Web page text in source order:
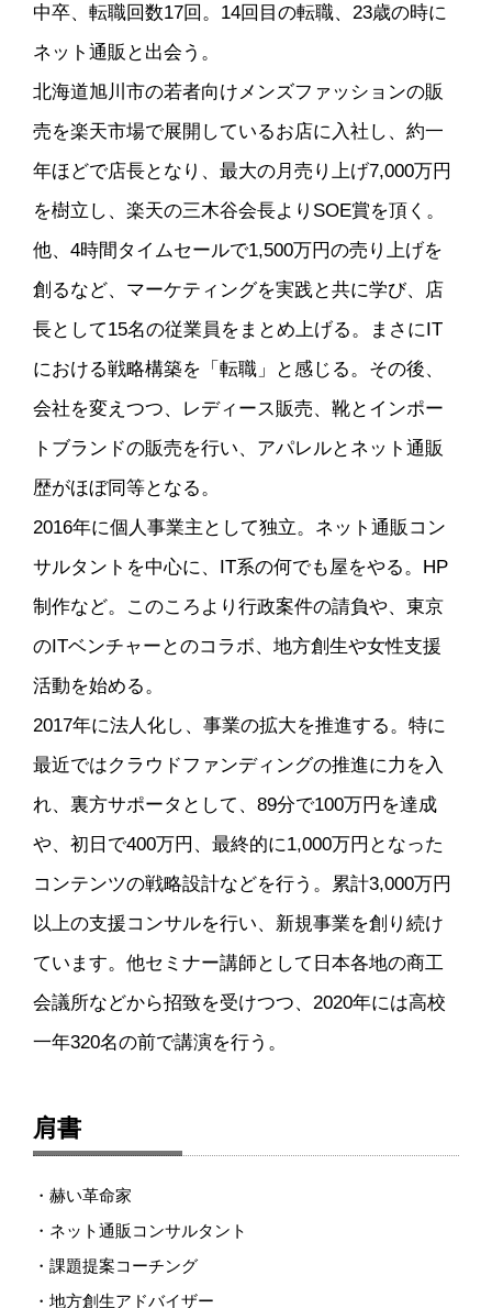
中卒、転職回数17回。14回目の転職、23歳の時に
ネット通販と出会う。
北海道旭川市の若者向けメンズファッションの販
売を楽天市場で展開しているお店に入社し、約一
年ほどで店長となり、最大の月売り上げ7,000万円
を樹立し、楽天の三木谷会長よりSOE賞を頂く。
他、4時間タイムセールで1,500万円の売り上げを
創るなど、マーケティングを実践と共に学び、店
長として15名の従業員をまとめ上げる。まさにIT
における戦略構築を「転職」と感じる。その後、
会社を変えつつ、レディース販売、靴とインポー
トブランドの販売を行い、アパレルとネット通販
歴がほぼ同等となる。
2016年に個人事業主として独立。ネット通販コン
サルタントを中心に、IT系の何でも屋をやる。HP
制作など。このころより行政案件の請負や、東京
のITベンチャーとのコラボ、地方創生や女性支援
活動を始める。
2017年に法人化し、事業の拡大を推進する。特に
最近ではクラウドファンディングの推進に力を入
れ、裏方サポータとして、89分で100万円を達成
や、初日で400万円、最終的に1,000万円となった
コンテンツの戦略設計などを行う。累計3,000万円
以上の支援コンサルを行い、新規事業を創り続け
ています。他セミナー講師として日本各地の商工
会議所などから招致を受けつつ、2020年には高校
一年320名の前で講演を行う。
肩書
・赫い革命家
・ネット通販コンサルタント
・課題提案コーチング
・地方創生アドバイザー